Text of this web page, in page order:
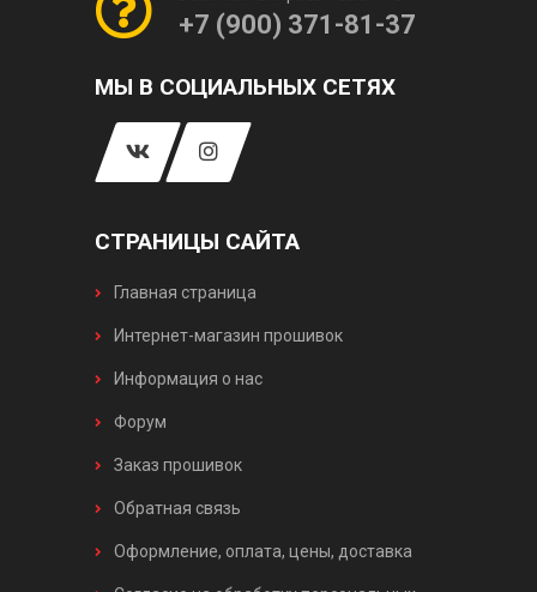
+7 (900) 371-81-37
МЫ В СОЦИАЛЬНЫХ СЕТЯХ
СТРАНИЦЫ САЙТА
Главная страница
Интернет-магазин прошивок
Информация о нас
Форум
Заказ прошивок
Обратная связь
Оформление, оплата, цены, доставка